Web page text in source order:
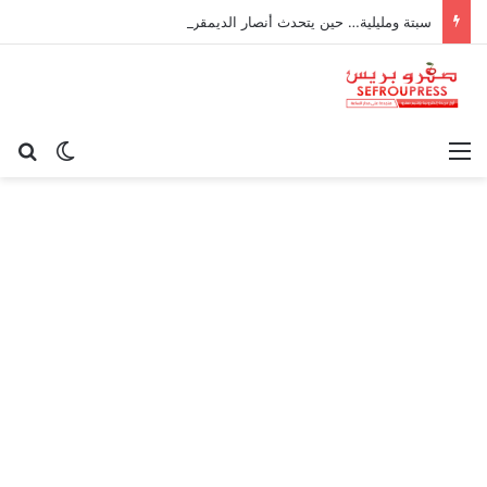
سبتة ومليلية… حين يتحدث أنصار الديمقراطية بلسان الاستعمار
الوضع القائمة